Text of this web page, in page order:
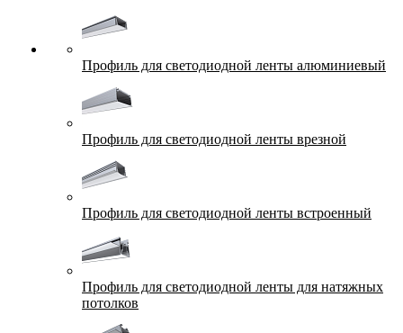
Профиль для светодиодной ленты алюминиевый
Профиль для светодиодной ленты врезной
Профиль для светодиодной ленты встроенный
Профиль для светодиодной ленты для натяжных
потолков